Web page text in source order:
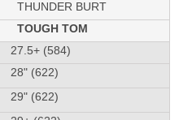
THUNDER BURT
TOUGH TOM
27.5+ (584)
28" (622)
29" (622)